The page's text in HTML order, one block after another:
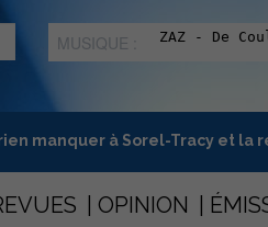
MUSIQUE :
manquer à Sorel-Tracy et
OPINION